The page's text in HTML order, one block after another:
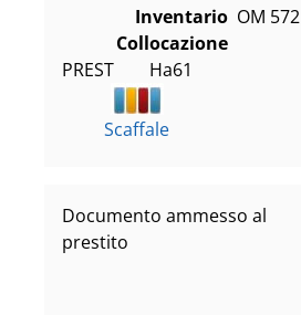
Inventario OM 572
Collocazione
PREST        Ha61
Scaffale
Documento ammesso al
prestito